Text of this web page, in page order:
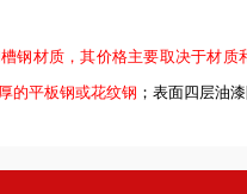
钢材质，其价格主要取决于材质
的平板钢或花纹钢 ；表面四层油